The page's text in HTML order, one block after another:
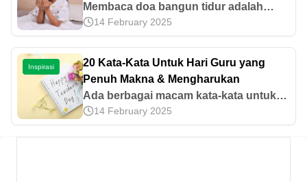
Membaca doa bangun tidur adalah
bentuk rasa syukur kepada Allah SWT
karena diberi kesempatan untuk
membuka mata esok hari. Simak
selengkapnya di sini.
14 February 2025
Inspirasi
20 Kata-Kata Untuk Hari Guru yang
Penuh Makna & Mengharukan
Ada berbagai macam kata-kata untuk
Hari Guru yang bisa kamu siapkan dan
sampaikan. Kira-kira, apa saja ucapan
14 February 2025